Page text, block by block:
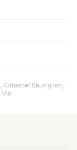
, Cabernet Sauvignon,
Vin